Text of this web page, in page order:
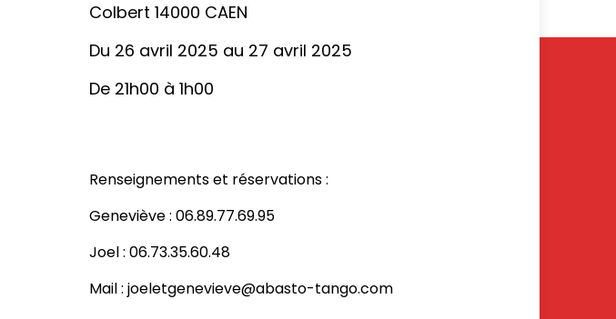
Colbert 14000 CAEN
Du 26 avril 2025 au 27 avril 2025
De 21h00 à 1h00
Renseignements et réservations :
Geneviève : 06.89.77.69.95
Joel : 06.73.35.60.48
Mail : joeletgenevieve@abasto-tango.com